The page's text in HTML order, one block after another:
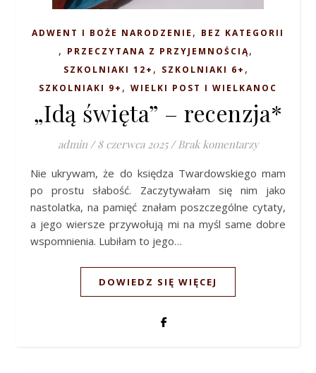
ADWENT I BOŻE NARODZENIE , BEZ KATEGORII
, PRZECZYTANA Z PRZYJEMNOŚCIĄ,
SZKOLNIAKI 12+ , SZKOLNIAKI 6+ ,
SZKOLNIAKI 9+ , WIELKI POST I WIELKANOC
„Idą święta” – recenzja*
admin / 8 czerwca 2025 / Brak komentarzy
Nie ukrywam, że do księdza Twardowskiego mam
po prostu słabość. Zaczytywałam się nim jako
nastolatka, na pamięć znałam poszczególne cytaty,
a jego wiersze przywołują mi na myśl same dobre
wspomnienia. Lubiłam to jego…
DOWIEDZ SIĘ WIĘCEJ